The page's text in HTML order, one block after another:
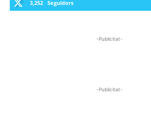
3,252 Seguidors
-Publicitat-
-Publicitat-